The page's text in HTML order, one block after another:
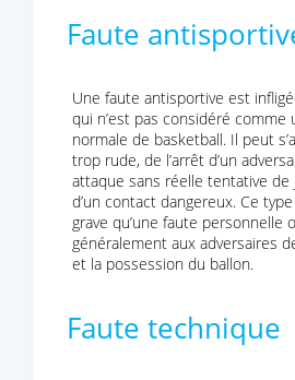
Faute
Une faute antisportive est
qui n’est pas considéré comme
normale de basketball. Il peut
trop rude, de l’arrêt d’un
attaque sans réelle tentative de
d’un contact dangereux. Ce
grave qu’une faute personnelle
généralement aux adversaires
et la possession du ballon.
Faute technique